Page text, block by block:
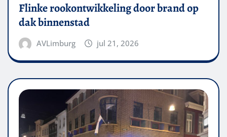
Flinke rookontwikkeling door brand op
dak binnenstad
AVLimburg jul 21, 2026